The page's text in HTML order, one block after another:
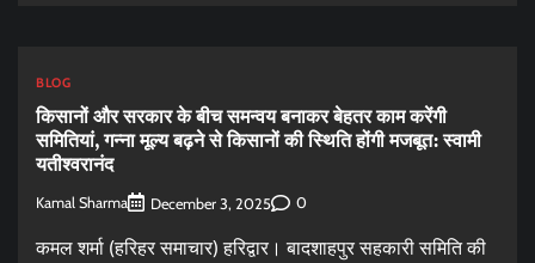
BLOG
किसानों और सरकार के बीच समन्वय बनाकर बेहतर काम करेंगी
समितियां, गन्ना मूल्य बढ़ने से किसानों की स्थिति होंगी मजबूत: स्वामी
यतीश्वरानंद
Kamal Sharma December 3, 2025 0
कमल शर्मा (हरिहर समाचार) हरिद्वार। बादशाहपुर सहकारी समिति की